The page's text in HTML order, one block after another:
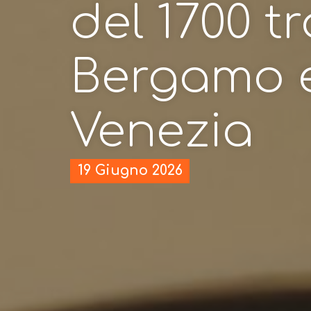
del 1700
Bergamo
Venezia
19 Giugno 2026